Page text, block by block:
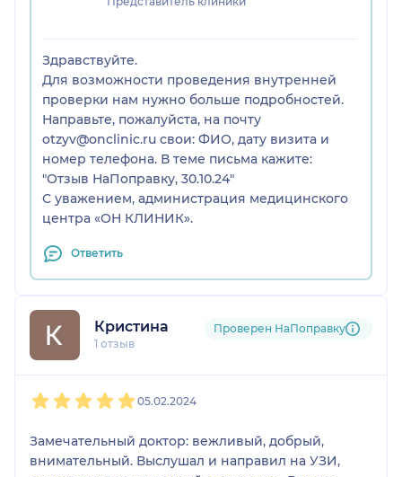
Готовиться обращение в суд и Минздрав
В целом этот врач не плохо сочетается с
клиникой он клиник на Таганке
Типа она супер вип
Но тут можно и хамство получит и в очереди
посидеть
Никакого онлайн кабинета у них нет
Здравствуйте.
Для возможности проведения внутренней
проверки нам нужно больше подробностей.
Направьте, пожалуйста, на почту
otzyv@onclinic.ru свои: ФИО, дату визита и
номер телефона. В теме письма кажите:
"Отзыв НаПоправку, 30.10.24"
С уважением, администрация медицинского
центра «ОН КЛИНИК».
Ответить
Кристина
1 отзыв
Проверен НаПоправку
05.02.2024
Замечательный доктор: вежливый, добрый,
внимательный. Выслушал и направил на УЗИ,